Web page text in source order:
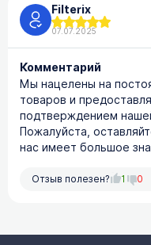
Filterix
07.07.2025
Комментарий
Мы нацелены на
товаров и
подтверждением
Пожалуйста,
нас имеет большое
Отзыв полезен? 1 0